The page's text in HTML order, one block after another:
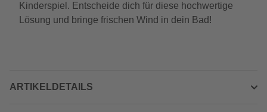
Kinderspiel. Entscheide dich für diese hochwertige
Lösung und bringe frischen Wind in dein Bad!
ARTIKELDETAILS